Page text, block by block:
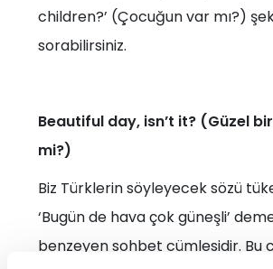
children?’ (Çocuğun var mı?)
sorabilirsiniz.
Beautiful day, isn’t it? (Güzel
mi?)
Biz Türklerin söyleyecek sözü
‘Bugün de hava çok güneşli’
benzeyen sohbet cümlesidir. Bu